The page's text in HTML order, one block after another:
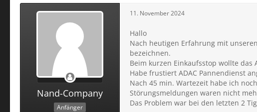
Nand-Company
Anfänger
11. November 2024
Hallo
Nach heutigen Erfahrung mit
bezeichnen.
Beim kurzen Einkaufsstop wollte
Habe frustiert ADAC Pannendienst
Nach 45 min. Wartezeit habe ich
Störungsmeldungen waren nicht
Das Problem war bei den letzten 2